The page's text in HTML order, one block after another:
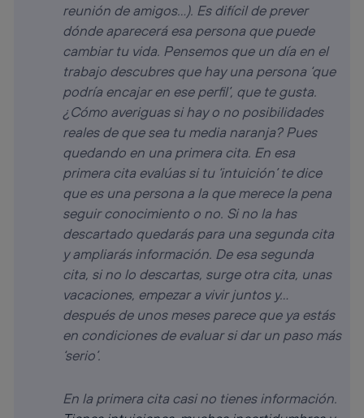
reunión de amigos…). Es difícil de prever
dónde aparecerá esa persona que puede
cambiar tu vida. Pensemos que un día en el
trabajo descubres que hay una persona ‘que
podría encajar en ese perfil’, que te gusta.
¿Cómo averiguas si hay o no posibilidades
reales de que sea tu media naranja? Pues
quedando en una primera cita. En esa
primera cita evalúas si tu ‘intuición’ te dice
que es una persona a la que merece la pena
seguir conocimiento o no. Si no la has
descartado quedarás para una segunda cita
y ampliarás información. De esa segunda
cita, si no lo descartas, surge otra cita, unas
vacaciones, empezar a vivir juntos y…
después de unos meses parece que ya estás
en condiciones de evaluar si dar un paso más
‘serio’.
En la primera cita casi no tienes información.